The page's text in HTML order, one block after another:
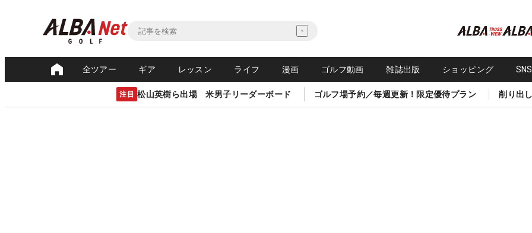
全ツアー ギア レッスン ライフ 漫画 ゴルフ動画 雑誌出版 ショッピング
注目 松山英樹ら出場 米男子リーダーボード ゴルフ場予約／毎週更新！限定優待プラン 削り出